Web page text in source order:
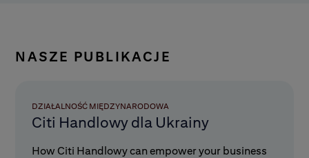
NASZE PUBLIKACJE
DZIAŁALNOŚĆ MIĘDZYNARODOWA
Citi Handlowy dla Ukrainy
How Citi Handlowy can empower your business